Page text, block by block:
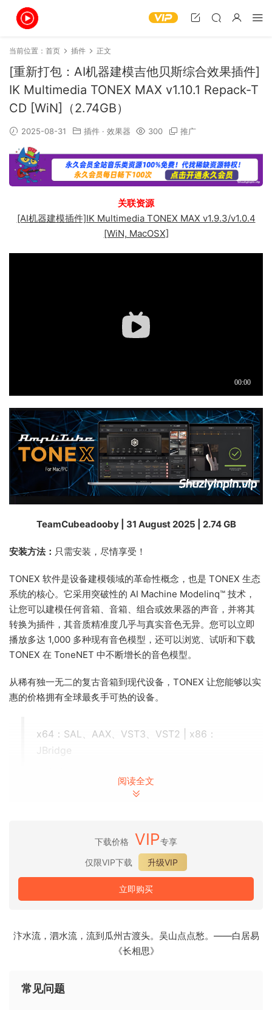
当前位置： 首页 插件 正文
[重新打包：AI机器建模吉他贝斯综合效果插件]
IK Multimedia TONEX MAX v1.10.1 Repack-T
CD [WiN]（2.74GB）
2025-08-31 插件 · 效果器 300 推广
关联资源
[AI机器建模插件]IK Multimedia TONEX MAX v1.9.3/v1.0.4
[WiN, MacOSX]
TeamCubeadooby | 31 August 2025 | 2.74 GB
安装方法： 只需安装，尽情享受！
TONEX 软件是设备建模领域的革命性概念，也是 TONEX 生态
系统的核心。它采用突破性的 AI Machine Modelinq™ 技术，
让您可以建模任何音箱、音箱、组合或效果器的声音，并将其
转换为插件，其音质精准度几乎与真实音色无异。您可以立即
播放多达 1,000 多种现有音色模型，还可以浏览、试听和下载
TONEX 在 ToneNET 中不断增长的音色模型。
从稀有独一无二的复古音箱到现代设备，TONEX 让您能够以实
惠的价格拥有全球最炙手可热的设备。
x64：SAL、AAX、VST3、VST2 | x86：
JBridge
https://www.ikmultimedia.com/products/to
此版本不受 IK 产品管理器影响。
Redistributable
v14.27.29016.0 (x64) 或更高版本。
版本的稳定性。
阅读全文
下载价格 VIP专享
仅限VIP下载
升级VIP
立即购买
汴水流，泗水流，流到瓜州古渡头。吴山点点愁。——白居易
《长相思》
常见问题